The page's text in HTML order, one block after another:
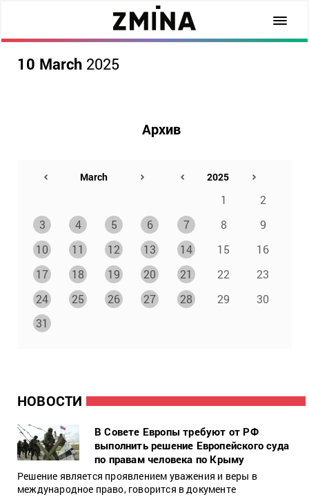
10 March 2025
НОВОСТИ
В Совете Европы требуют от РФ
выполнить решение Европейского суда
по правам человека по Крыму
Решение является проявлением уважения и веры в
международное право, говорится в документе
Архив
1
2
3
4 5 6 7 8
9
10
11 12 13 14 15
16
17
18 19 20 21 22
23
24
25 26 27 28 29
30
31